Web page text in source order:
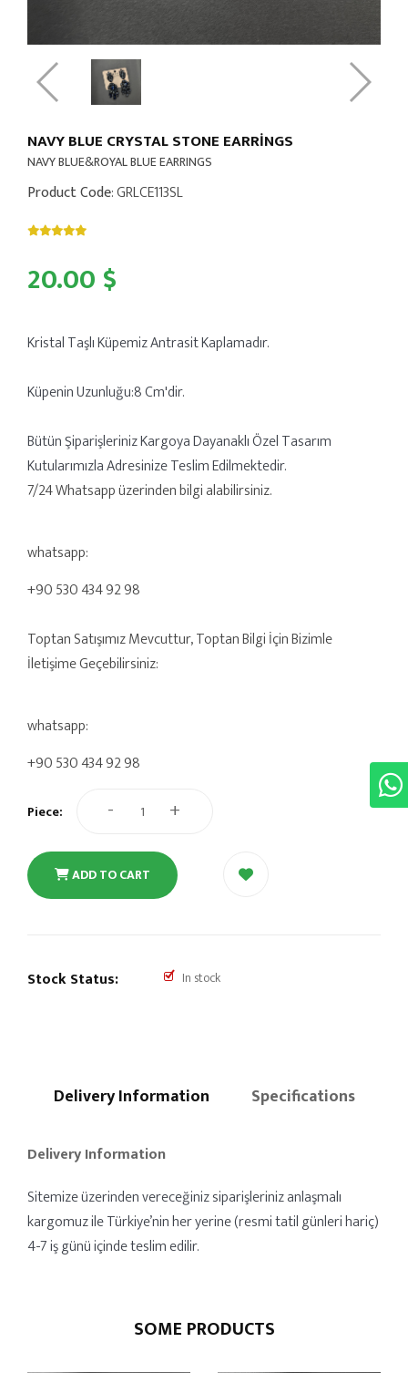
NAVY BLUE CRYSTAL STONE EARRINGS
NAVY BLUE&ROYAL BLUE EARRINGS
Product Code: GRLCE113SL
20.00 $
Kristal Taşlı Küpemiz Antrasit Kaplamadır.
Küpenin Uzunluğu:8 Cm'dir.
Bütün Şiparişleriniz Kargoya Dayanaklı Özel Tasarım
Kutularımızla Adresinize Teslim Edilmektedir.
7/24 Whatsapp üzerinden bilgi alabilirsiniz.
whatsapp:
+90 530 434 92 98
Toptan Satışımız Mevcuttur, Toptan Bilgi İçin Bizimle
İletişime Geçebilirsiniz:
whatsapp:
+90 530 434 92 98
Piece: - +
ADD TO CART
Stock Status: In stock
Delivery Information Specifications
Delivery Information
Sitemize üzerinden vereceğiniz siparişleriniz anlaşmalı
kargomuz ile Türkiye’nin her yerine (resmi tatil günleri hariç)
4-7 iş günü içinde teslim edilir.
SOME PRODUCTS